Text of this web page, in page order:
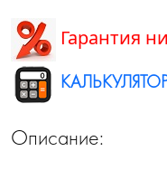
Гарантия
Описание: